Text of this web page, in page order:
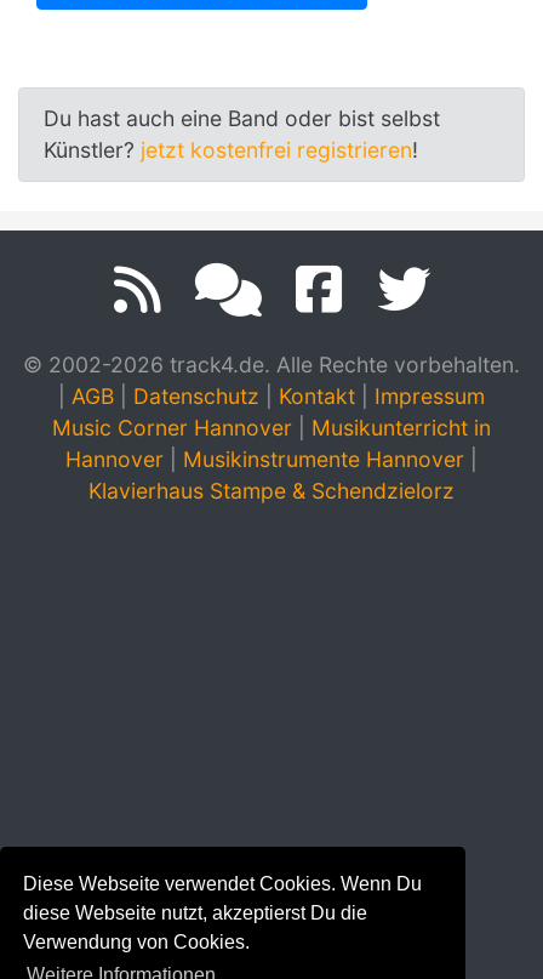
Diese Webseite verwendet Cookies. Wenn Du
diese Webseite nutzt, akzeptierst Du die
Verwendung von Cookies.
Du hast auch eine Band oder bist selbst
Künstler? jetzt kostenfrei registrieren!
© 2002-2026 track4.de. Alle Rechte vorbehalten.
AGB Datenschutz Kontakt
Impressum
Music Corner Hannover
Musikunterricht in
Hannover
Musikinstrumente Hannover
Klavierhaus Stampe & Schendzielorz